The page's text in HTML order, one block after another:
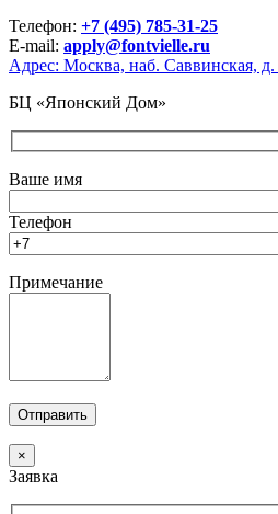
Телефон: +7 (495) 785-31-25
E-mail: apply@fontvielle.ru
Адрес: Москва, наб. Саввинская,
БЦ «Японский Дом»
Ваше имя
Телефон
Примечание
×
Заявка